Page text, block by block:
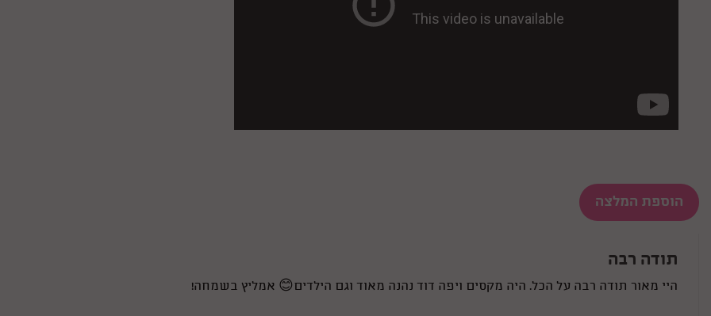
הוספת המלצה
תודה רבה
היי מאור תודה רבה על הכל. היה מקסים ויפה דוד נהנה מאוד וגם הילדים😊 אמליץ בשמחה!